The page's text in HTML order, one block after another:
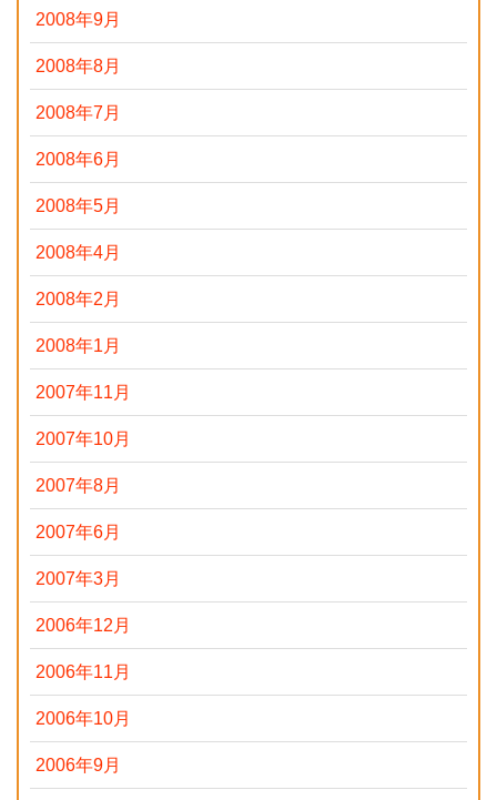
2008年9月
2008年8月
2008年7月
2008年6月
2008年5月
2008年4月
2008年2月
2008年1月
2007年11月
2007年10月
2007年8月
2007年6月
2007年3月
2006年12月
2006年11月
2006年10月
2006年9月